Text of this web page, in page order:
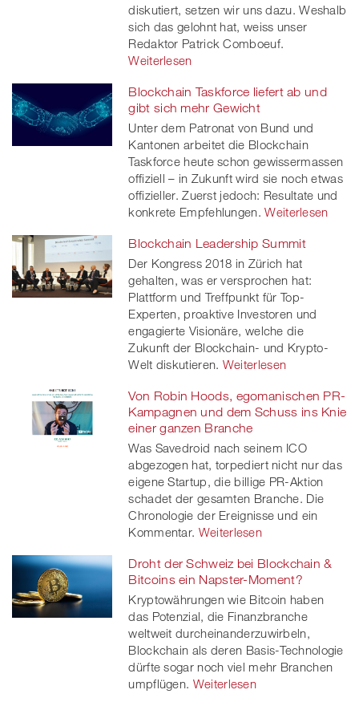
diskutiert, setzen wir uns dazu. Weshalb
sich das gelohnt hat, weiss unser
Redaktor Patrick Comboeuf.
Weiterlesen
Blockchain Taskforce liefert ab und
gibt sich mehr Gewicht
Unter dem Patronat von Bund und
Kantonen arbeitet die Blockchain
Taskforce heute schon gewissermassen
offiziell – in Zukunft wird sie noch etwas
offizieller. Zuerst jedoch: Resultate und
konkrete Empfehlungen. Weiterlesen
Blockchain Leadership Summit
Der Kongress 2018 in Zürich hat
gehalten, was er versprochen hat:
Plattform und Treffpunkt für Top-
Experten, proaktive Investoren und
engagierte Visionäre, welche die
Zukunft der Blockchain- und Krypto-
Welt diskutieren. Weiterlesen
Von Robin Hoods, egomanischen PR-
Kampagnen und dem Schuss ins Knie
einer ganzen Branche
Was Savedroid nach seinem ICO
abgezogen hat, torpediert nicht nur das
eigene Startup, die billige PR-Aktion
schadet der gesamten Branche. Die
Chronologie der Ereignisse und ein
Kommentar. Weiterlesen
Droht der Schweiz bei Blockchain &
Bitcoins ein Napster-Moment?
Kryptowährungen wie Bitcoin haben
das Potenzial, die Finanzbranche
weltweit durcheinanderzuwirbeln,
Blockchain als deren Basis-Technologie
dürfte sogar noch viel mehr Branchen
umpflügen. Weiterlesen